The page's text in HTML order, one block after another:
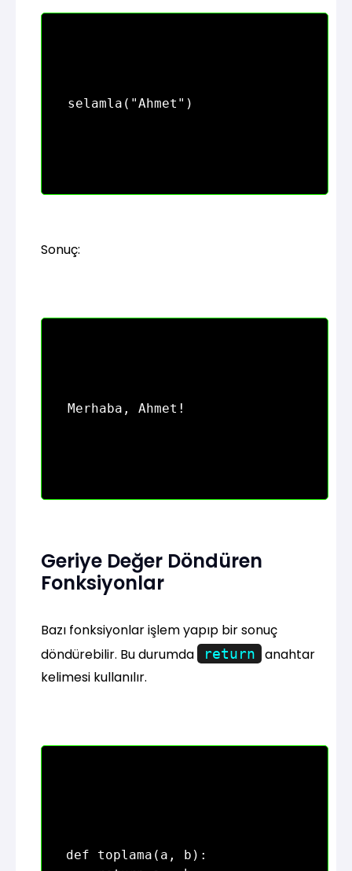
Sonuç:
Geriye Değer Döndüren
Fonksiyonlar
Bazı fonksiyonlar işlem yapıp bir sonuç
döndürebilir. Bu durumda
return
anahtar
kelimesi kullanılır.
def toplama(a, b):